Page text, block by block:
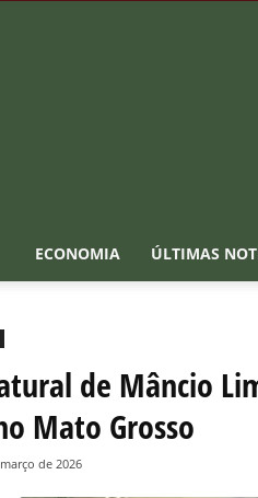
ECONOMIA ÚLTIMAS
de Mâncio
Mato Grosso
de 2026